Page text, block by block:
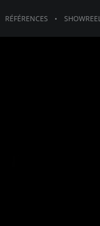
RÉFÉRENCES SHOWREEL